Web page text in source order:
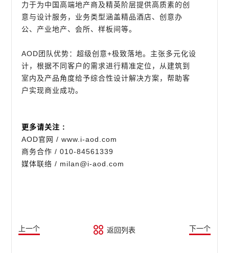
力于为中国高端地产商及精英阶层提供高质素的创
意与设计服务，业务类型涵盖精品酒店、创意办
公、产业地产、会所、样板间等。
AOD团队优势：超级创意+极致落地。主张多元化设
计，根据不同客户的需求进行精准定位，从建筑到
室内及产品角度给予综合性设计解决方案，帮助客
户实现商业成功。
更多请关注 :
AOD官网 / www.i-aod.com
商务合作 / 010-84561339
媒体联络 / milan@i-aod.com
上一个 返回列表 下一个